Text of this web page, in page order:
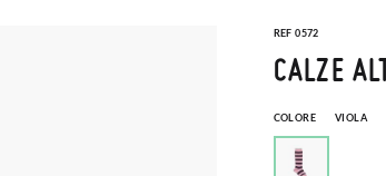
REF 0572
CALZE
COLORE VIOLA